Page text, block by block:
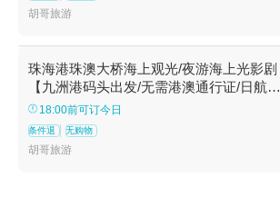
胡哥旅游
珠海港珠澳大桥海上观光/夜游海上光影剧
【九洲港码头出发/无需港澳通行证/日航港
珠澳大桥穿梭/夜航观光影剧】
18:00前可订今日
条件退 无购物
胡哥旅游